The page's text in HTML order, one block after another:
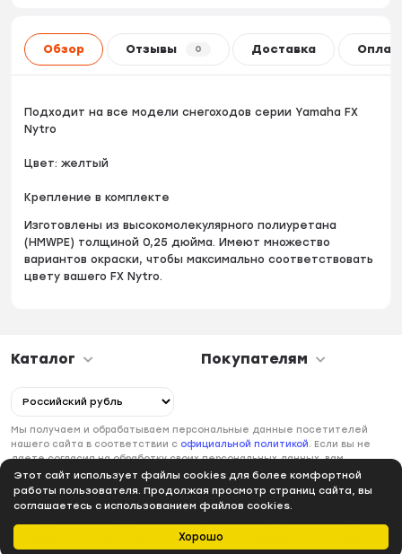
Хорошо
Этот сайт использует файлы cookies для более комфортной
работы пользователя. Продолжая просмотр страниц сайта, вы
соглашаетесь с использованием файлов cookies.
Избранное
Обзор Отзывы 0 Доставка
Подходит на все модели снегоходов серии Yamaha FX
Nytro
Цвет: желтый
Крепление в комплекте
Изготовлены из высокомолекулярного полиуретана
(HMWPE) толщиной 0,25 дюйма. Имеют множество
вариантов окраски, чтобы максимально соответствовать
цвету вашего FX Nytro.
Каталог Покупателям
Мы получаем и обрабатываем персональные данные посетителей
нашего сайта в соответствии с официальной политикой. Если вы не
даете согласия на обработку своих персональных данных, вам
необходимо покинуть наш сайт.